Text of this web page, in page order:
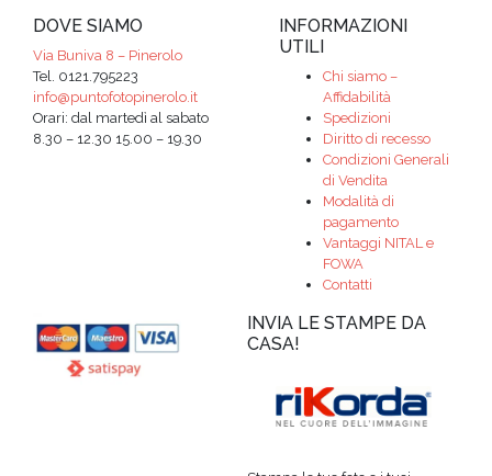
DOVE SIAMO
Via Buniva 8 – Pinerolo
Tel. 0121.795223
info@puntofotopinerolo.it
Orari: dal martedì al sabato
8.30 – 12.30 15.00 – 19.30
INFORMAZIONI
UTILI
Chi siamo –
Affidabilità
Spedizioni
Diritto di recesso
Condizioni Generali
di Vendita
Modalità di
pagamento
Vantaggi NITAL e
FOWA
Contatti
INVIA LE STAMPE DA
CASA!